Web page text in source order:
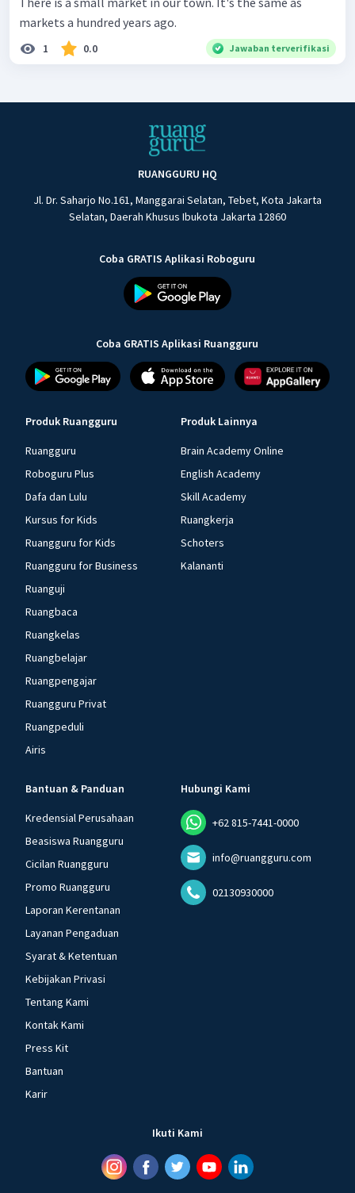
markets a hundred years ago.
1 0.0 Jawaban terverifikasi
RUANGGURU HQ
Jl. Dr. Saharjo No.161, Manggarai Selatan, Tebet, Kota Jakarta
Selatan, Daerah Khusus Ibukota Jakarta 12860
Coba GRATIS Aplikasi Roboguru
Coba GRATIS Aplikasi Ruangguru
Produk Ruangguru
Ruangguru
Roboguru Plus
Dafa dan Lulu
Kursus for Kids
Ruangguru for Kids
Ruangguru for Business
Ruanguji
Ruangbaca
Ruangkelas
Ruangbelajar
Ruangpengajar
Ruangguru Privat
Ruangpeduli
Airis
Produk Lainnya
Brain Academy Online
English Academy
Skill Academy
Ruangkerja
Schoters
Kalananti
Bantuan & Panduan
Kredensial Perusahaan
Beasiswa Ruangguru
Cicilan Ruangguru
Promo Ruangguru
Laporan Kerentanan
Layanan Pengaduan
Syarat & Ketentuan
Kebijakan Privasi
Tentang Kami
Kontak Kami
Press Kit
Bantuan
Karir
Hubungi Kami
+62 815-7441-0000
info@ruangguru.com
02130930000
Ikuti Kami